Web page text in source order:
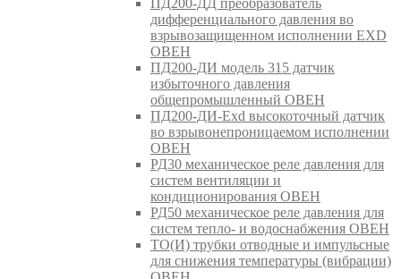
дифференциального давления во
взрывозащищенном исполнении EXD
ОВЕН
ПД200-ДИ модель 315 датчик
избыточного давления
общепромышленный ОВЕН
ПД200-ДИ-Exd высокоточный датчик
во взрывонепроницаемом исполнении
ОВЕН
РД30 механическое реле давления для
систем вентиляции и
кондиционирования ОВЕН
РД50 механическое реле давления для
систем тепло- и водоснабжения ОВЕН
ТО(И) трубки отводные и импульсные
для снижения температуры (вибрации)